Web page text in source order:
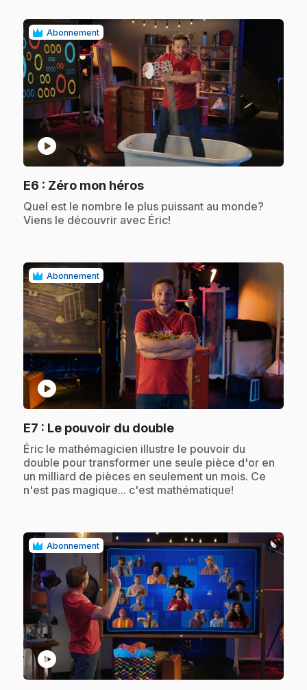
Abonnement
play_circle
E6 : Zéro mon héros.
.Quel est le nombre le plus puissant au monde?
Viens le découvrir avec Éric!
Abonnement
play_circle
E7 : Le pouvoir du double.
.Éric le mathémagicien illustre le pouvoir du
double pour transformer une seule pièce d'or en
un milliard de pièces en seulement un mois. Ce
n'est pas magique... c'est mathématique!
Abonnement
play_circle